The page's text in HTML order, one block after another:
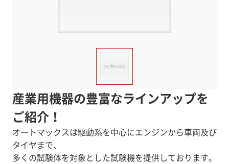
産業用機器の豊富なラインアップを
ご紹介！
オートマックスは駆動系を中心にエンジンから車両及び
タイヤまで、
多くの試験体を対象とした試験機を提供しております。